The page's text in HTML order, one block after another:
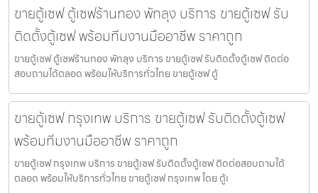
ขายตู้เซฟ ตู้เซฟร้านทอง พัทลุง บริการ ขายตู้เซฟ รับ
ติดตั้งตู้เซฟ พร้อมทีมงานมืออาชีพ ราคาถูก
ขายตู้เซฟ ตู้เซฟร้านทอง พัทลุง บริการ ขายตู้เซฟ รับติดตั้งตู้เซฟ ติดต่อ
สอบถามได้ตลอด พร้อมให้บริการทั่วไทย ขายตู้เซฟ ตู้
ขายตู้เซฟ กรุงเทพ บริการ ขายตู้เซฟ รับติดตั้งตู้เซฟ
พร้อมทีมงานมืออาชีพ ราคาถูก
ขายตู้เซฟ กรุงเทพ บริการ ขายตู้เซฟ รับติดตั้งตู้เซฟ ติดต่อสอบถามได้
ตลอด พร้อมให้บริการทั่วไทย ขายตู้เซฟ กรุงเทพ โดย ตู้เ